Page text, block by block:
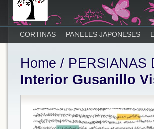
CORTINAS PANELES JAPONESES
Home / PERSIANAS
Interior Gusanillo